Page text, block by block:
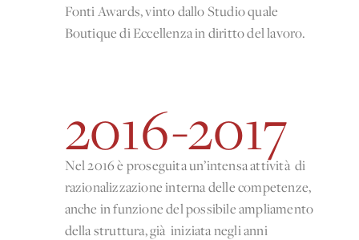
Fonti Awards, vinto dallo Studio quale
Boutique di Eccellenza in diritto del lavoro.
2016-2017
Nel 2016 è proseguita un’intensa attività di
razionalizzazione interna delle competenze,
anche in funzione del possibile ampliamento
della struttura, già iniziata negli anni